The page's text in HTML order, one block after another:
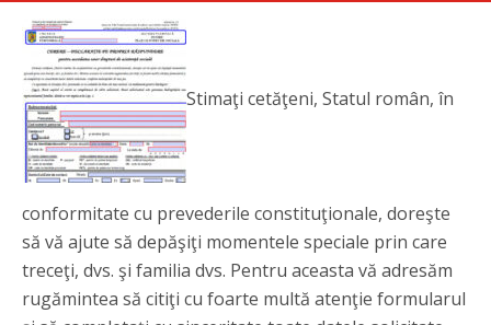
Stimaţi cetăţeni, Statul român, în
conformitate cu prevederile constituţionale, doreşte
să vă ajute să depăşiţi momentele speciale prin care
treceţi, dvs. şi familia dvs. Pentru aceasta vă adresăm
rugămintea să citiţi cu foarte multă atenţie formularul